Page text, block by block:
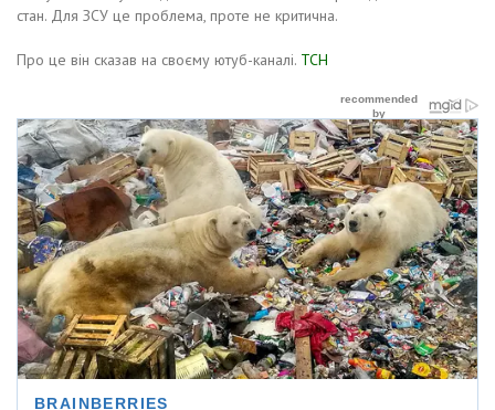
стан. Для ЗСУ це проблема, проте не критична.
Про це він сказав на своєму ютуб-каналі. ТСН